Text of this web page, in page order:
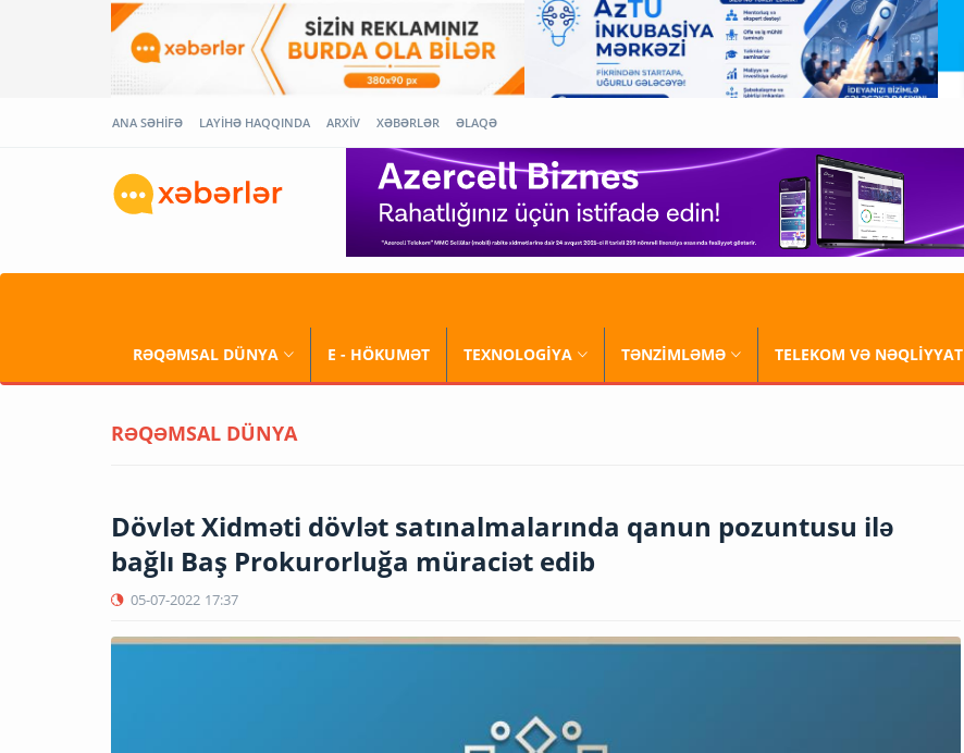
ANA SƏHİFƏ LAYİHƏ HAQQINDA ARXİV XƏBƏRLƏR ƏLAQƏ
RƏQƏMSAL DÜNYA E - HÖKUMƏT TEXNOLOGİYA TƏNZİMLƏMƏ TELEKOM VƏ NƏQLİYYAT
RƏQƏMSAL DÜNYA
Dövlət Xidməti dövlət satınalmalarında qanun pozuntusu ilə
bağlı Baş Prokurorluğa müraciət edib
05-07-2022 17:37